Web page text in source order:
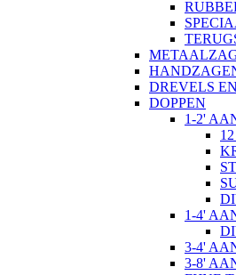
DREVELS
DOPPEN
1-2'
1-4'
3-4'
3-8'